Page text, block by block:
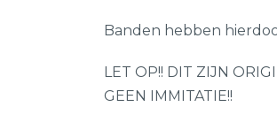
Banden hebben
LET OP!! DIT ZIJN
GEEN IMMITATIE!!